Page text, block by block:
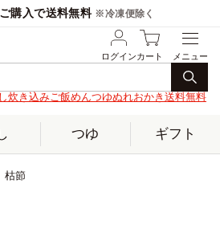
購入で送料無料 ※冷凍便除く
ログインカート
炊き込みご飯めんつゆぬれおかき 送料無料
つゆ ギフト
枯節